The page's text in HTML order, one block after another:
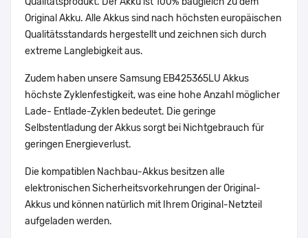
Original Akku. Alle Akkus sind nach höchsten europäischen
Qualitätsstandards hergestellt und zeichnen sich durch
extreme Langlebigkeit aus.
Zudem haben unsere Samsung EB425365LU Akkus
höchste Zyklenfestigkeit, was eine hohe Anzahl möglicher
Lade- Entlade-Zyklen bedeutet. Die geringe
Selbstentladung der Akkus sorgt bei Nichtgebrauch für
geringen Energieverlust.
Die kompatiblen Nachbau-Akkus besitzen alle
elektronischen Sicherheitsvorkehrungen der Original-
Akkus und können natürlich mit Ihrem Original-Netzteil
aufgeladen werden.